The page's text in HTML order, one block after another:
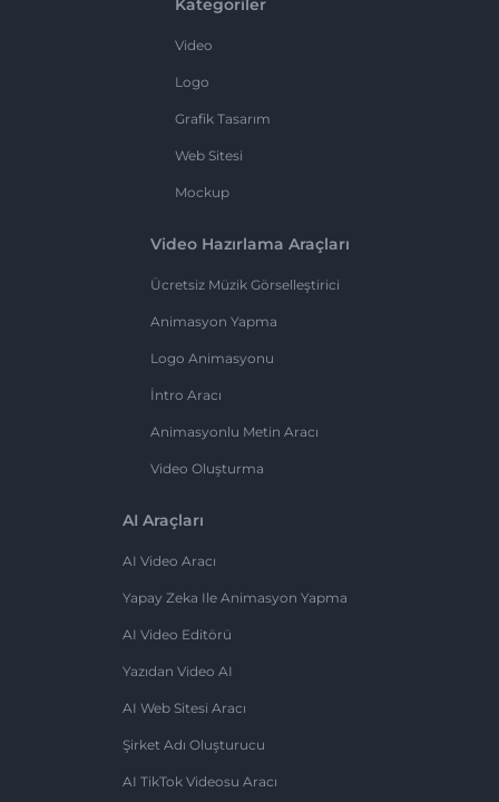
Kategoriler
Video
Logo
Grafik Tasarım
Web Sitesi
Mockup
Video Hazırlama Araçları
Ücretsiz Müzik Görselleştirici
Animasyon Yapma
Logo Animasyonu
İntro Aracı
Animasyonlu Metin Aracı
Video Oluşturma
AI Araçları
AI Video Aracı
Yapay Zeka Ile Animasyon Yapma
AI Video Editörü
Yazıdan Video AI
AI Web Sitesi Aracı
Şirket Adı Oluşturucu
AI TikTok Videosu Aracı